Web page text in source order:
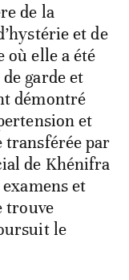
de la
et de
où elle a été
garde et
démontré
et
transférée par
de Khénifra
et
trouve
le